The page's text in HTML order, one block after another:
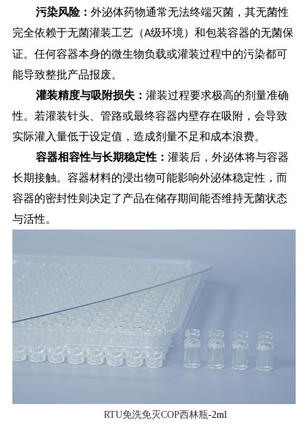
污染风险： 外泌体药物通常无法终端灭菌，其无菌性
完全依赖于无菌灌装工艺（A级环境）和包装容器的无菌保
证。任何容器本身的微生物负载或灌装过程中的污染都可
能导致整批产品报废。
灌装精度与吸附损失： 灌装过程要求极高的剂量准确
性。若灌装针头、管路或最终容器内壁存在吸附，会导致
实际灌入量低于设定值，造成剂量不足和成本浪费。
容器相容性与长期稳定性： 灌装后，外泌体将与容器
长期接触。容器材料的浸出物可能影响外泌体稳定性，而
容器的密封性则决定了产品在储存期间能否维持无菌状态
与活性。
RTU免洗免灭COP西林瓶-2ml